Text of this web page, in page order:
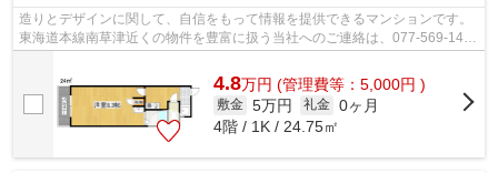
造りとデザインに関して、自信をもって情報を提供できるマンションです。
東海道本線南草津近くの物件を豊富に扱う当社へのご連絡は、077-569-1410
4.8万円 (管理費等：5,000円 )
敷金 5万円 礼金 0ヶ月
4階 / 1K / 24.75㎡